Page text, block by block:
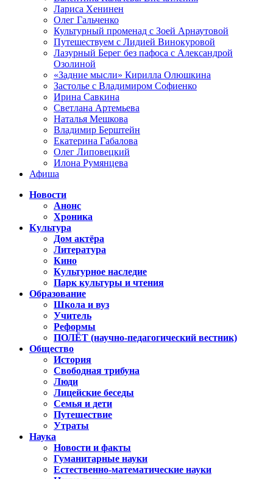
Лариса Хенинен
Олег Гальченко
Культурный променад с Зоей Арнаутовой
Путешествуем с Лидией Винокуровой
Лазурный Берег без пафоса с Александрой
Озолиной
«Задние мысли» Кирилла Олюшкина
Застолье с Владимиром Софиенко
Ирина Савкина
Светлана Артемьева
Наталья Мешкова
Владимир Берштейн
Екатерина Габалова
Олег Липовецкий
Илона Румянцева
Афиша
Новости
Анонс
Хроника
Культура
Дом актёра
Литература
Кино
Культурное наследие
Парк культуры и чтения
Образование
Школа и вуз
Учитель
Реформы
ПОЛЁТ (научно-педагогический вестник)
Общество
История
Свободная трибуна
Люди
Лицейские беседы
Семья и дети
Путешествие
Утраты
Наука
Новости и факты
Гуманитарные науки
Естественно-математические науки